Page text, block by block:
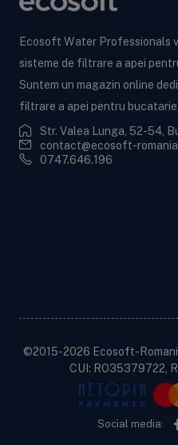
Ecosoft Water Professionals
sisteme de filtrare a apei
Suntem un magazin online
filtrare a apei pentru
Str. Valea Lunga, 52-54,
contact@ecosoft-
0747.646.196
©2015-2026 Ecosoft-
CUI: RO35379722,
Social media: